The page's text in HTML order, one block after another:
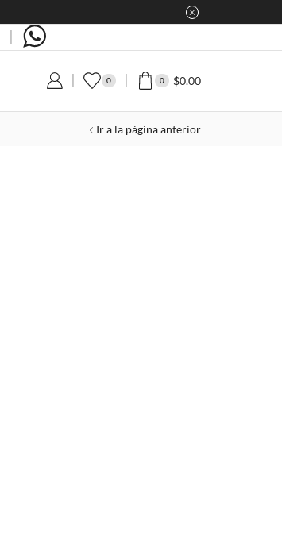
0 0 $0.00
Ir a la página anterior